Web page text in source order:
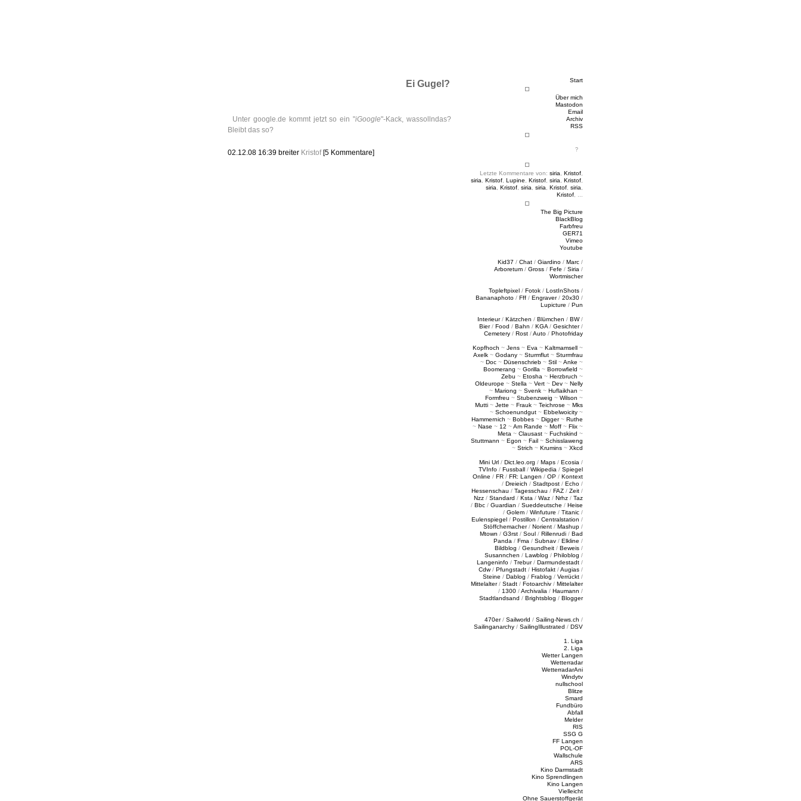
Start
Über mich
Mastodon
Email
Archiv
RSS
Letzte Kommentare von: siria Kristof
siria
Kristof Lupine Kristof siria Kristof
siria
Kristof siria siria Kristof siria
Kristof
The Big Picture
BlackBlog
Farbfreu
GER71
Vimeo
Youtube
Kid37 / Chat / Giardino / Marc /
Arboretum / Gross / Fefe / Siria /
Wortmischer
Topleftpixel / Fotok / LostInShots /
Bananaphoto / Fff / Engraver/ 20x30 /
Lupicture / Pun
Interieur/ Kätzchen / Blümchen / BW/
Bier/ Food / Bahn / KGA / Gesichter/
Cemetery / Rost /Auto / Photofriday
Kopfhoch ~ Jens ~ Eva ~ Kaltmamsell ~
Axelk ~ Godany ~ Sturmflut ~ Sturmfrau
~ Doc ~ Düsenschrieb ~ Stil ~Anke ~
Boomerang ~ Gorilla ~ Borrowfield ~
Zebu ~ Etosha ~ Herzbruch ~
Oldeurope ~ Stella ~ Vert ~ Dev ~ Nelly
~ Mariong ~ Svenk ~ Huflaikhan ~
Formfreu ~ Stubenzweig ~ Wilson ~
Mutti ~ Jette ~ Frauk ~ Teichrose ~ Mks
~ Schoenundgut ~ Ebbelwoicity ~
Hammernich ~ Bobbes ~ Digger~ Ruthe
~ Nase ~ 12 ~Am Rande ~ Moff ~ Flix ~
Meta ~ Clausast ~ Fuchskind ~
Stuttmann ~ Egon ~ Fail ~ Schisslaweng
~ Strich ~ Krumins ~ Xkcd
Mini Url / Dict.leo.org / Maps / Ecosia /
TVInfo / Fussball / Wikipedia / Spiegel
Online / FR / FR: Langen / OP / Kontext
/ Dreieich / Stadtpost / Echo /
Hessenschau / Tagesschau / FAZ / Zeit /
Nzz / Standard / Ksta / Waz / Nrhz / Taz
/ Bbc / Guardian / Sueddeutsche / Heise
/ Golem / Winfuture / Titanic /
Eulenspiegel / Postillon / Centralstation /
Stöffchemacher/ Norient / Mashup /
Mtown / G3rst / Soul / Rillenrudi / Bad
Panda / Fma / Subnav / Elkline /
Bildblog / Gesundheit / Beweis /
Susannchen / Lawblog / Philoblog /
Langeninfo / Trebur/ Darmundestadt /
Cdw/ Pfungstadt / Histofakt /Augias /
Steine / Dablog / Frablog / Verrückt /
Mittelalter/ Stadt / Fotoarchiv / Mittelalter
/ 1300 /Archivalia / Haumann /
Stadtlandsand / Brightsblog / Blogger
470er/ Sailworld / Sailing-News.ch /
Sailinganarchy / SailingIllustrated / DSV
1. Liga
2. Liga
Wetter Langen
Wetterradar
WetterradarAni
Windytv
nullschool
Blitze
Smard
Fundbüro
Abfall
Melder
RIS
SSG G
FF Langen
POL-OF
Wallschule
ARS
Kino Darmstadt
Kino Sprendlingen
Kino Langen
Vielleicht
Ohne Sauerstoffgerät
Ei Gugel?
Unter google.de kommt jetzt so ein "iGoogle"-Kack, wassollndas?
Bleibt das so?
02.12.08 16:39 breiter Kristof [5 Kommentare]